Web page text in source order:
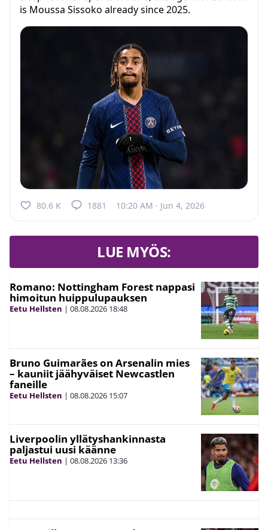
is Moussa Sissoko already since 2025.
80.6 K 1881 10:20 AM · Jun 4, 2026
LUE MYÖS:
Romano: Nottingham Forest nappasi
himoitun huippulupauksen
Eetu Hellsten | 08.08.2026 18:48
Bruno Guimarães on Arsenalin mies
– kauniit jäähyväiset Newcastlen
faneille
Eetu Hellsten | 08.08.2026 15:07
Liverpoolin yllätyshankinnasta
paljastui uusi käänne
Eetu Hellsten | 08.08.2026 13:36